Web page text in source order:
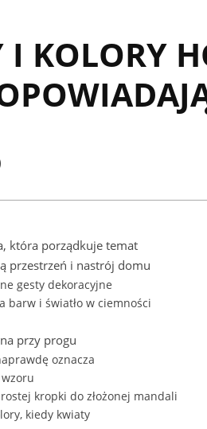
KOLORY
która porządkuje temat
przestrzeń i nastrój domu
gesty dekoracyjne
barw i światło w ciemności
przy progu
oznacza
kropki do złożonej mandali
kiedy kwiaty